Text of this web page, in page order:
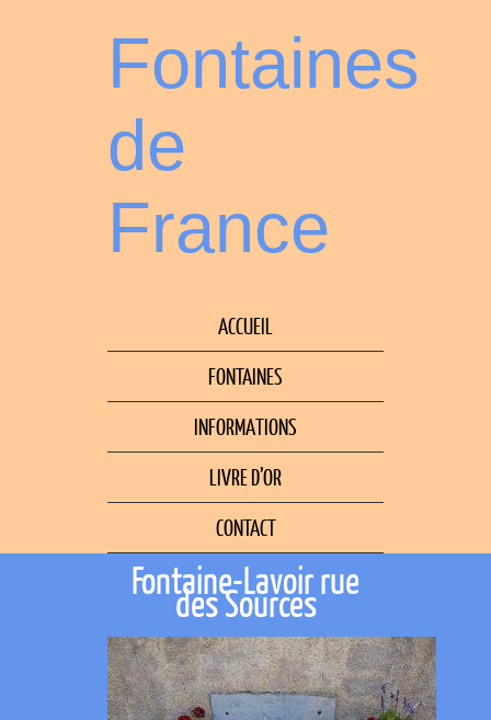
Fontaines
de
France
ACCUEIL
FONTAINES
INFORMATIONS
LIVRE D’OR
CONTACT
Fontaine-Lavoir rue
des Sources